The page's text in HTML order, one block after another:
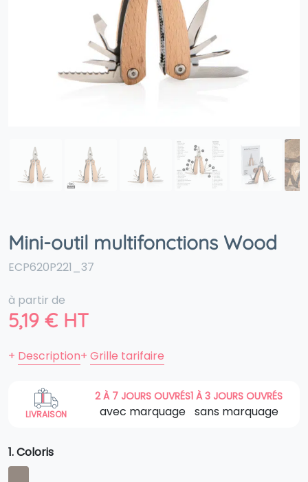
Mini-outil multifonctions Wood
ECP620P221_37
à partir de
5,19 € HT
+ Description+ Grille tarifaire
LIVRAISON
2 À 7 JOURS OUVRÉS
avec marquage
1 À 3 JOURS OUVRÉS
sans marquage
1. Coloris